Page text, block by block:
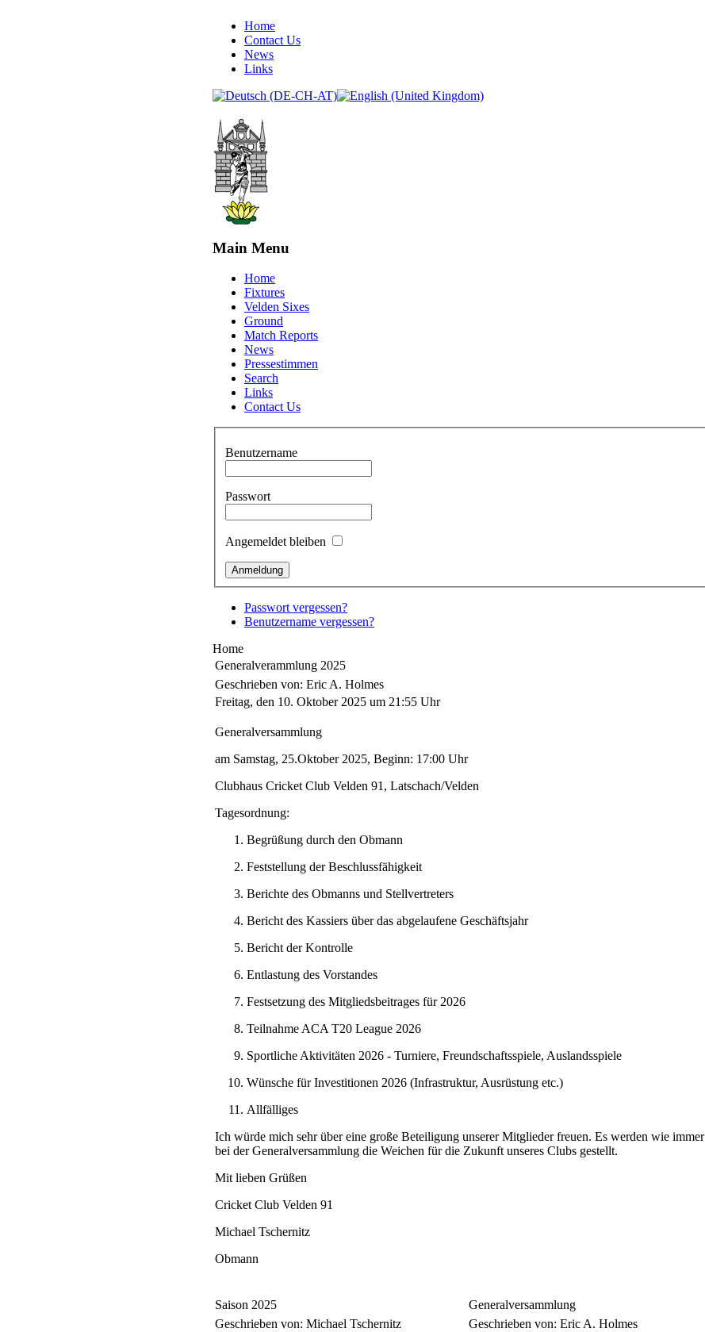
Home
Contact Us
News
Links
Main Menu
Home
Fixtures
Velden Sixes
Ground
Match Reports
News
Pressestimmen
Search
Links
Contact Us
Benutzername
Passwort
Angemeldet bleiben
Passwort vergessen?
Benutzername vergessen?
Home
Generalverammlung 2025
Geschrieben von: Eric A. Holmes
Freitag, den 10. Oktober 2025 um 21:55 Uhr
Generalversammlung
am Samstag, 25.Oktober 2025, Beginn: 17:00 Uhr
Clubhaus Cricket Club Velden 91, Latschach/Velden
Tagesordnung:
Begrüßung durch den Obmann
Feststellung der Beschlussfähigkeit
Berichte des Obmanns und Stellvertreters
Bericht des Kassiers über das abgelaufene Geschäftsjahr
Bericht der Kontrolle
Entlastung des Vorstandes
Festsetzung des Mitgliedsbeitrages für 2026
Teilnahme ACA T20 League 2026
Sportliche Aktivitäten 2026 - Turniere, Freundschaftsspiele, Auslandsspiele
Wünsche für Investitionen 2026 (Infrastruktur, Ausrüstung etc.)
Allfälliges
Ich würde mich sehr über eine große Beteiligung unserer Mitglieder freuen. Es werden wie immer
bei der Generalversammlung die Weichen für die Zukunft unseres Clubs gestellt.
Mit lieben Grüßen
Cricket Club Velden 91
Michael Tschernitz
Obmann
Saison 2025
Geschrieben von: Michael Tschernitz
Generalversammlung
Geschrieben von: Eric A. Holmes